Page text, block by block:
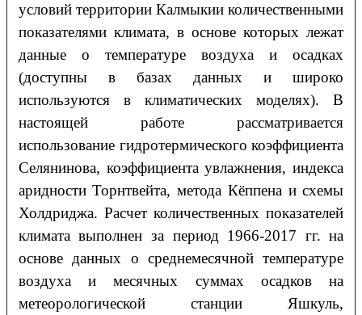
условий территории Калмыкии количественными
показателями климата, в основе которых лежат
данные о температуре воздуха и осадках
(доступны в базах данных и широко
используются в климатических моделях). В
настоящей работе рассматривается
использование гидротермического коэффициента
Селянинова, коэффициента увлажнения, индекса
аридности Торнтвейта, метода Кёппена и схемы
Холдриджа. Расчет количественных показателей
климата выполнен за период 1966-2017 гг. на
основе данных о среднемесячной температуре
воздуха и месячных суммах осадков на
метеорологической станции Яшкуль,